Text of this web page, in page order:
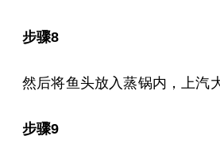
步骤8
然后将鱼头放入蒸锅内，上汽
步骤9